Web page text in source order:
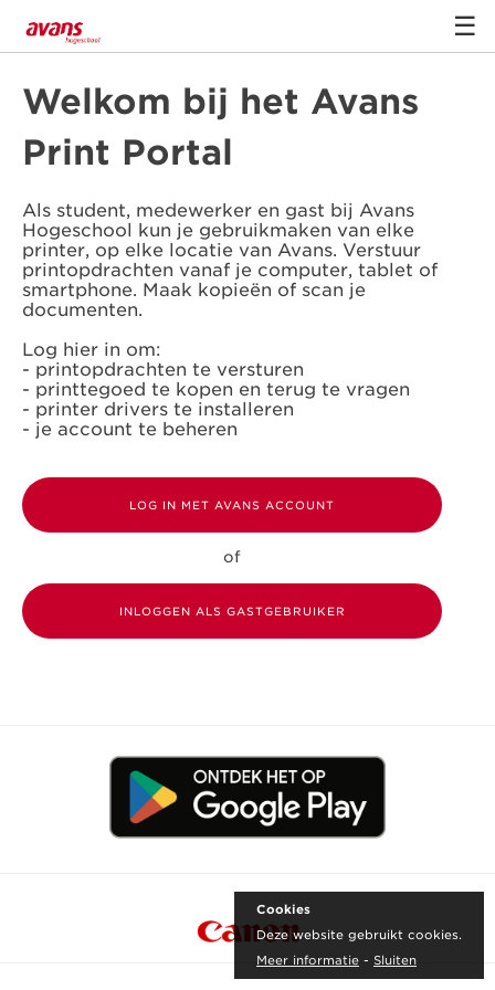
☰
Welkom bij het Avans
Print Portal
Als student, medewerker en gast bij Avans
Hogeschool kun je gebruikmaken van elke
printer, op elke locatie van Avans. Verstuur
printopdrachten vanaf je computer, tablet of
smartphone. Maak kopieën of scan je
documenten.
Log hier in om:
- printopdrachten te versturen
- printtegoed te kopen en terug te vragen
- printer drivers te installeren
- je account te beheren
of
INLOGGEN ALS GASTGEBRUIKER
Cookies
Deze website gebruikt cookies.
Meer informatie - Sluiten